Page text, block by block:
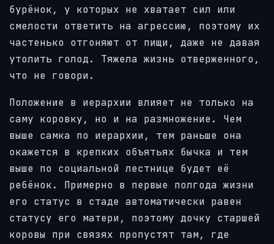
бурёнок, у которых не хватает сил или
смелости ответить на агрессию, поэтому их
частенько отгоняют от пищи, даже не давая
утолить голод. Тяжела жизнь отверженного,
что не говори.
Положение в иерархии влияет не только на
саму коровку, но и на размножение. Чем
выше самка по иерархии, тем раньше она
окажется в крепких объятьях бычка и тем
выше по социальной лестнице будет её
ребёнок. Примерно в первые полгода жизни
его статус в стаде автоматически равен
статусу его матери, поэтому дочку старшей
коровы при связях пропустят там, где